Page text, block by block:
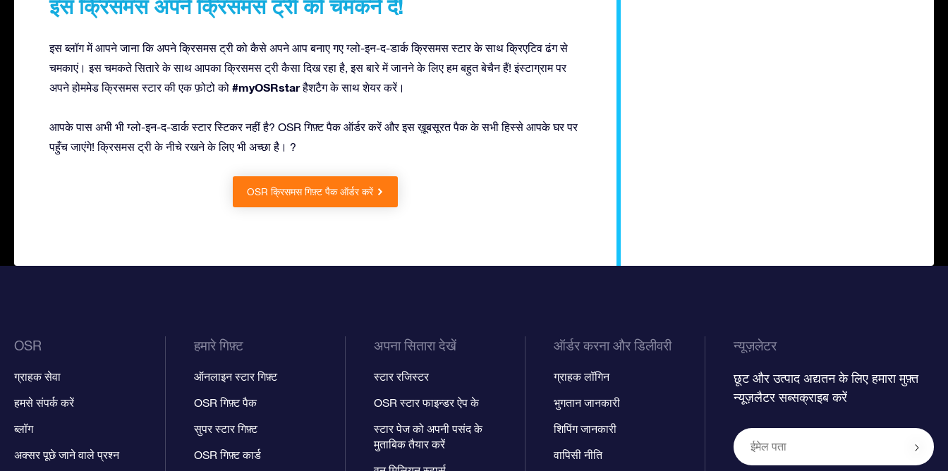
इस क्रिसमस अपने क्रिसमस ट्री को चमकने दें!
इस ब्लॉग में आपने जाना कि अपने क्रिसमस ट्री को कैसे अपने आप बनाए गए ग्लो-इन-द-डार्क क्रिसमस स्टार के साथ क्रिएटिव ढंग से
चमकाएं। इस चमकते सितारे के साथ आपका क्रिसमस ट्री कैसा दिख रहा है, इस बारे में जानने के लिए हम बहुत बेचैन हैं! इंस्टाग्राम पर
अपने होममेड क्रिसमस स्टार की एक फ़ोटो को #myOSRstarहैशटैग के साथ शेयर करें।
आपके पास अभी भी ग्लो-इन-द-डार्क स्टार स्टिकर नहीं है? OSR गिफ़्ट पैक ऑर्डर करें और इस ख़ूबसूरत पैक के सभी हिस्से आपके घर पर
पहुँच जाएंगे! क्रिसमस ट्री के नीचे रखने के लिए भी अच्छा है। ?
OSR क्रिसमस गिफ़्ट पैक ऑर्डर करें
OSR
ग्राहक सेवा
हमसे संपर्क करें
ब्लॉग
अक्सर पूछे जाने वाले प्रश्न
हमारे गिफ़्ट
ऑनलाइन स्टार गिफ़्ट
OSR गिफ़्ट पैक
सुपर स्टार गिफ़्ट
OSR गिफ़्ट कार्ड
अपना सितारा देखें
स्टार रजिस्टर
OSR स्टार फाइन्डर ऐप के
स्टार पेज को अपनी पसंद के
मुताबिक तैयार करें
ऑर्डर करना और डिलीवरी
ग्राहक लॉगिन
भुगतान जानकारी
शिपिंग जानकारी
वापिसी नीति
न्यूज़लेटर
छूट और उत्पाद अद्यतन के लिए हमारा मुफ़्त
न्यूज़लैटर सब्सक्राइब करें